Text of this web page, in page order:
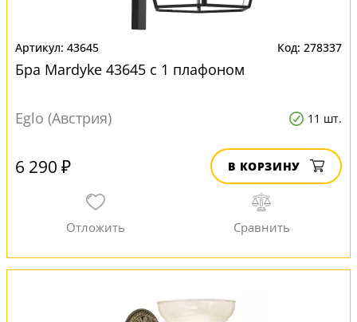
43645 278337
Бра Mardyke 43645 с 1 плафоном
Eglo (Австрия) 11 шт.
6 290 ₽ В КОРЗИНУ